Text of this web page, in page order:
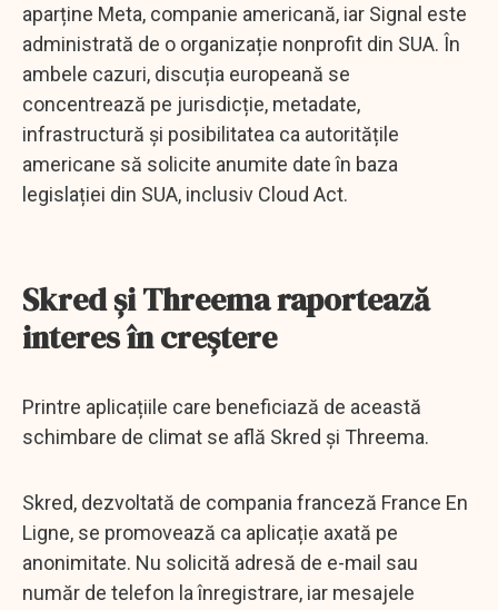
aparține Meta, companie americană, iar Signal este
administrată de o organizație nonprofit din SUA. În
ambele cazuri, discuția europeană se
concentrează pe jurisdicție, metadate,
infrastructură și posibilitatea ca autoritățile
americane să solicite anumite date în baza
legislației din SUA, inclusiv Cloud Act.
Skred și Threema raportează
interes în creștere
Printre aplicațiile care beneficiază de această
schimbare de climat se află Skred și Threema.
Skred, dezvoltată de compania franceză France En
Ligne, se promovează ca aplicație axată pe
anonimitate. Nu solicită adresă de e-mail sau
număr de telefon la înregistrare, iar mesajele